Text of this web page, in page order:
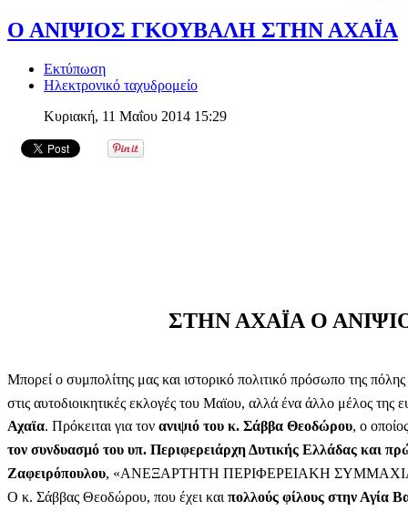
Ο ΑΝΙΨΙΟΣ ΓΚΟΥΒΑΛΗ ΣΤΗΝ ΑΧΑΪΑ
Εκτύπωση
Ηλεκτρονικό ταχυδρομείο
Κυριακή, 11 Μαΐου 2014 15:29
ΣΤΗΝ ΑΧΑΪΑ Ο
Μπορεί ο συμπολίτης μας και ιστορικό πολιτικό πρόσωπο της
στις αυτοδιοικητικές εκλογές του Μαϊου, αλλά ένα άλλο μέλος της
Αχαϊα. Πρόκειται για τον ανιψιό του κ. Σάββα Θεοδώρου, ο
τον συνδυασμό του υπ. Περιφερειάρχη Δυτικής Ελλάδας και
Ζαφειρόπουλου, «ΑΝΕΞΑΡΤΗΤΗ ΠΕΡΙΦΕΡΕΙΑΚΗ
Ο κ. Σάββας Θεοδώρου, που έχει και πολλούς φίλους στην Αγία